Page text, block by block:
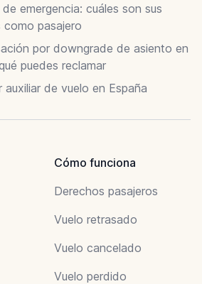
emergencia: cuáles son sus
como pasajero
por downgrade de asiento en
puedes reclamar
auxiliar de vuelo en España
Cómo funciona
Derechos pasajeros
Vuelo retrasado
Vuelo cancelado
Vuelo perdido